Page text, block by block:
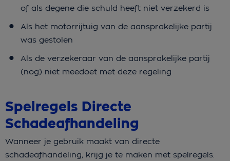
of als degene die schuld heeft niet verzekerd is
Als het motorrijtuig van de aansprakelijke partij
was gestolen
Als de verzekeraar van de aansprakelijke partij
(nog) niet meedoet met deze regeling
Spelregels Directe
Schadeafhandeling
Wanneer je gebruik maakt van directe
schadeafhandeling, krijg je te maken met spelregels.